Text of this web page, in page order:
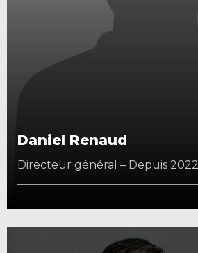
Daniel Renaud
Directeur général – Depuis 2022